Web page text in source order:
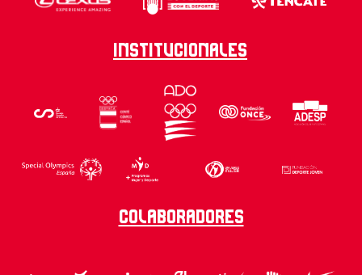
Institucionales
Colaboradores